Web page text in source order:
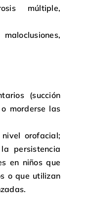
múltiple,
(succión
morderse las
orofacial;
persistencia
en niños que
o que utilizan